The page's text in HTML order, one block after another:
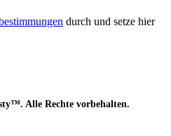
durch und setze hier
Alle Rechte vorbehalten.